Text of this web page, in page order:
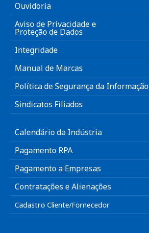
Ouvidoria
Aviso de Privacidade e
Proteção de Dados
Integridade
Manual de Marcas
Política de Segurança da Informação
Sindicatos Filiados
Calendário da Indústria
Pagamento RPA
Pagamento a Empresas
Contratações e Alienações
Cadastro Cliente/Fornecedor